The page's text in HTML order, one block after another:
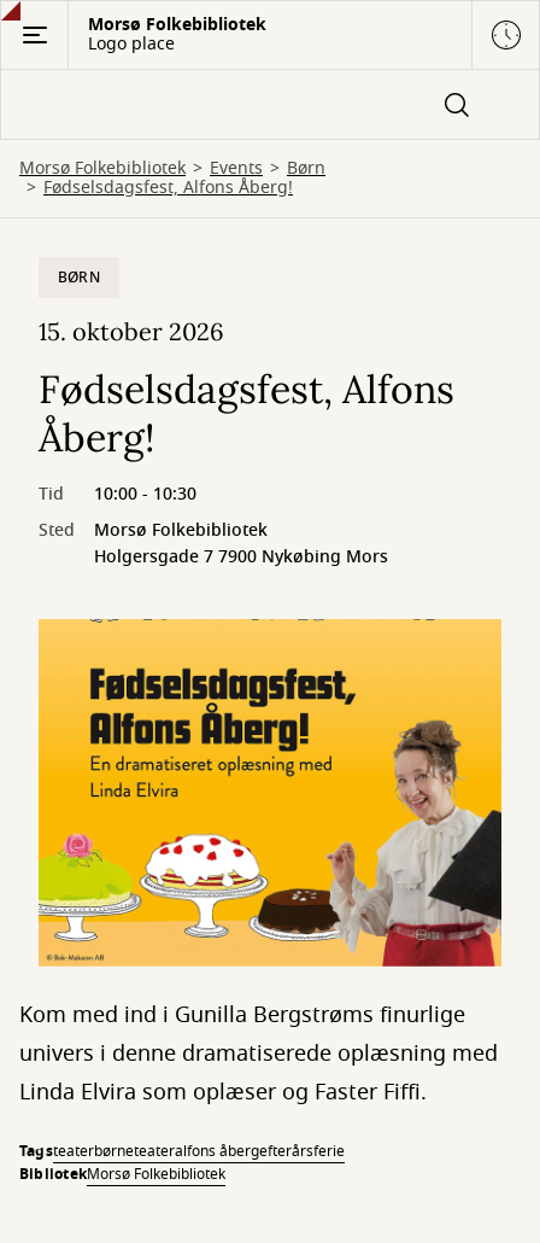
Gå
hovedindhold
Morsø Folkebibliotek
Logo place
Morsø Folkebibliotek Events Børn
Fødselsdagsfest, Alfons Åberg!
BØRN
15. oktober 2026
Fødselsdagsfest, Alfons
Åberg!
Tid
10:00 - 10:30
Sted
Morsø Folkebibliotek
Holgersgade 7 7900 Nykøbing Mors
Kom med ind i Gunilla Bergstrøms finurlige
univers i denne dramatiserede oplæsning med
Linda Elvira som oplæser og Faster Fiffi.
Tagsteaterbørneteateralfons åbergefterårsferie
BibliotekMorsø Folkebibliotek